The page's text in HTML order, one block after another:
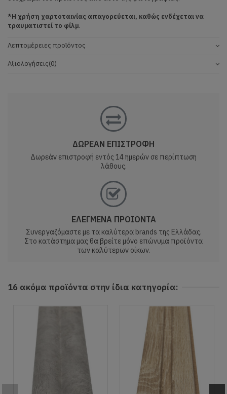
*Η χρήση χαρτοταινίας απαγορεύεται, καθώς ενδέχεται να
τραυματιστεί το φίλμ.
Λεπτομέρειες προϊόντος
Αξιολογήσεις(0)
ΔΩΡΕΑΝ ΕΠΙΣΤΡΟΦΗ
Δωρεάν επιστροφή εντός 14 ημερών σε περίπτωση
λάθους.
ΕΛΕΓΜΕΝΑ ΠΡΟΙΟΝΤΑ
Συνεργαζόμαστε με τα καλύτερα brands της Ελλάδας.
Στο κατάστημα μας θα βρείτε μόνο επώνυμα προϊόντα
των καλύτερων οίκων.
16 ακόμα προϊόντα στην ίδια κατηγορία: